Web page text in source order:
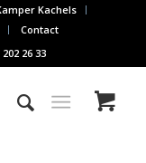
Kachels
Contact
26 33